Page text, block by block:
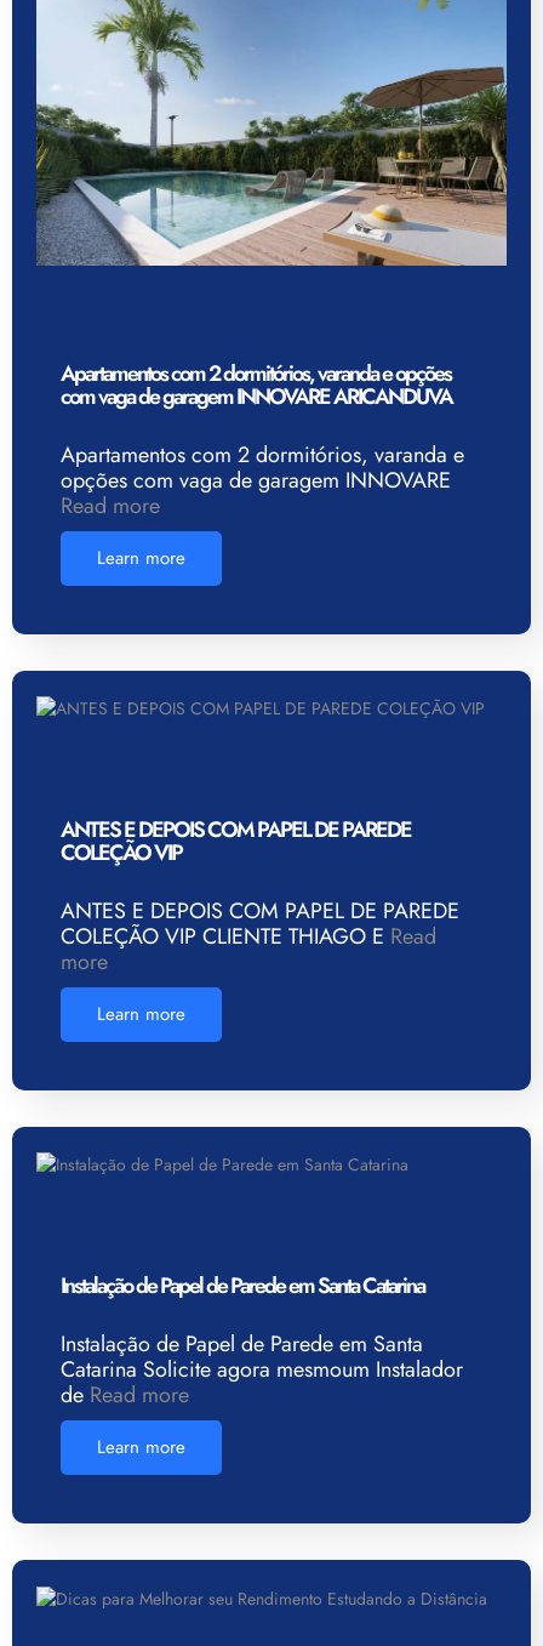
Apartamentos com 2 dormitórios, varanda e opções
com vaga de garagem INNOVARE ARICANDUVA
Apartamentos com 2 dormitórios, varanda e
opções com vaga de garagem INNOVARE
Read more
Learn more
ANTES E DEPOIS COM PAPEL DE PAREDE
COLEÇÃO VIP
ANTES E DEPOIS COM PAPEL DE PAREDE
COLEÇÃO VIP CLIENTE THIAGO E Read
more
Learn more
Instalação de Papel de Parede em Santa Catarina
Instalação de Papel de Parede em Santa
Catarina Solicite agora mesmoum Instalador
de Read more
Learn more